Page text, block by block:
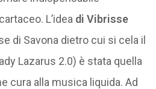
L’idea di Vibrisse
di Savona dietro cui si cela il
Lazarus 2.0) è stata quella
cura alla musica liquida. Ad